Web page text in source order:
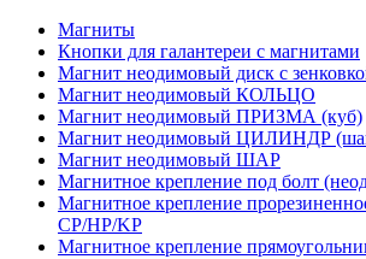
Магниты
Кнопки для галантереи с магнитами
Магнит неодимовый диск с
Магнит неодимовый КОЛЬЦО
Магнит неодимовый ПРИЗМА (куб)
Магнит неодимовый ЦИЛИНДР
Магнит неодимовый ШАР
Магнитное крепление под болт
Магнитное крепление
CP/HP/KP
Магнитное крепление